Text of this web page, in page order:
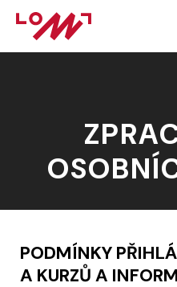
O LOMU
KURZY
PODPOŘTE NÁS
BLOG
PODMÍNKY
A KURZŮ A